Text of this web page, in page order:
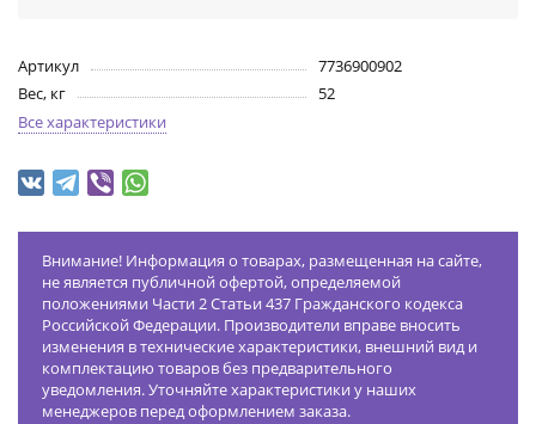
Артикул
7736900902
Вес, кг
52
Все характеристики
Внимание! Информация о товарах, размещенная на сайте,
не является публичной офертой, определяемой
положениями Части 2 Статьи 437 Гражданского кодекса
Российской Федерации. Производители вправе вносить
изменения в технические характеристики, внешний вид и
комплектацию товаров без предварительного
уведомления. Уточняйте характеристики у наших
менеджеров перед оформлением заказа.